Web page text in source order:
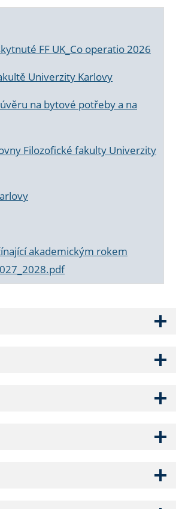
FF UK_Co operatio 2026
Univerzity Karlovy
na bytové potřeby a na
Filozofické fakulty Univerzity
akademickým rokem